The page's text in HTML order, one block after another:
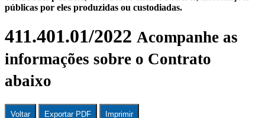
públicas por eles produzidas ou custodiadas.
411.401.01/2022 Acompanhe as
informações sobre o Contrato
abaixo
Voltar Exportar PDF Imprimir